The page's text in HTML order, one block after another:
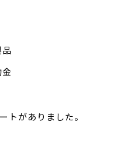
トがありました。